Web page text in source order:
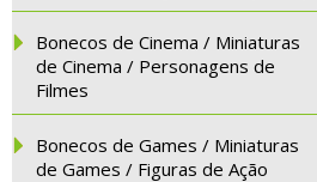
Bonecos de Cinema / Miniaturas
de Cinema / Personagens de
Filmes
Bonecos de Games / Miniaturas
de Games / Figuras de Ação